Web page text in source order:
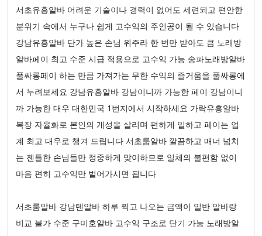
서초유흥알바 어려운 기술이나 경력이 없어도 세련되고 편안한
분위기 속에서 누구나 쉽게 고수익의 주인공이 될 수 있습니다
강남유흥알바 단가 높은 손님 위주라 한 번만 받아도 큼 노래방
알바페이 최고 수준 시급 적용으로 고수익 가능 송파노래방알바
풀싸롱페이 하는 만큼 가져가는 무한 수익의 즐거움을 풀싸롱에
서 누려보세요 강남유흥알바 강남이니까 가능한 페이 강남이니
까 가능한 대우 대한민국 1번지에서 시작하세요 가락유흥알바
복장 자율화로 본인의 개성을 살리며 편하게 일하고 페이는 업
계 최고 대우로 챙겨 드립니다 서초룸알바 깔끔하고 매너 넘치
는 젠틀한 손님들만 정중하게 맞이하므로 일체의 불편함 없이
마음 편히 고수익만 벌어가시면 됩니다
서초룸알바 강남텐알바 하루 찍고 나오는 금액이 일반 알바랑
비교 불가 수준 구미호알바 고수익 구조로 단기 가능 노래방알